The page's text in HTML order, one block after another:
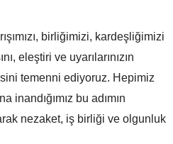
birliğimizi, kardeşliğimizi
eleştiri ve uyarılarınızın
temenni ediyoruz. Hepimiz
inandığımız bu adımın
nezaket, iş birliği ve olgunluk